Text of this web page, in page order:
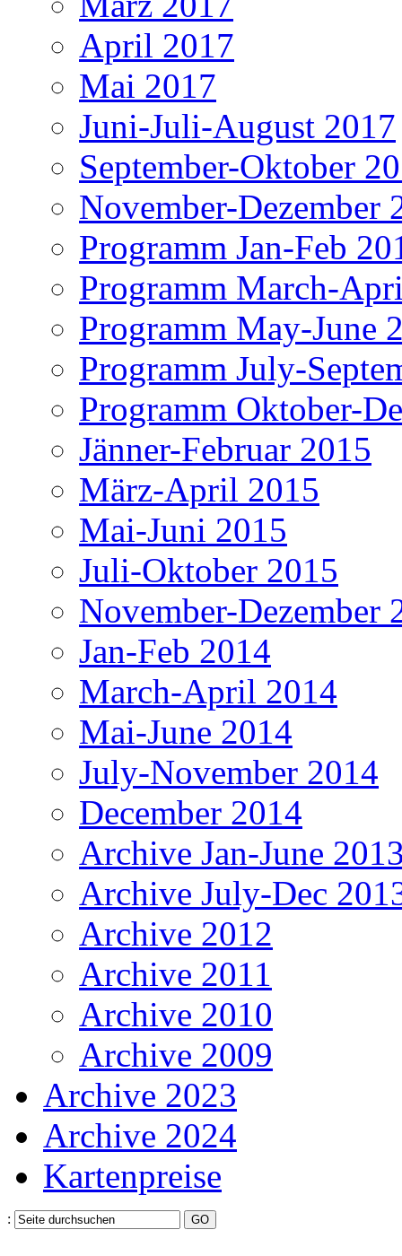
April 2017
Mai 2017
Juni-Juli-August 2017
September-Oktober
November-Dezember
Programm Jan-Feb
Programm March-
Programm May-June
Programm July-
Programm Oktober-
Jänner-Februar 2015
März-April 2015
Mai-Juni 2015
Juli-Oktober 2015
November-Dezember
Jan-Feb 2014
March-April 2014
Mai-June 2014
July-November 2014
December 2014
Archive Jan-June
Archive July-Dec
Archive 2012
Archive 2011
Archive 2010
Archive 2009
Archive 2023
Archive 2024
Kartenpreise
: